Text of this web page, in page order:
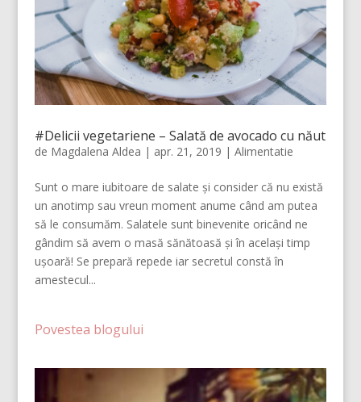
#Delicii vegetariene – Salată de avocado cu năut
de Magdalena Aldea | apr. 21, 2019 | Alimentatie
Sunt o mare iubitoare de salate și consider că nu există
un anotimp sau vreun moment anume când am putea
să le consumăm. Salatele sunt binevenite oricând ne
gândim să avem o masă sănătoasă și în același timp
ușoară! Se prepară repede iar secretul constă în
amestecul...
Povestea blogului